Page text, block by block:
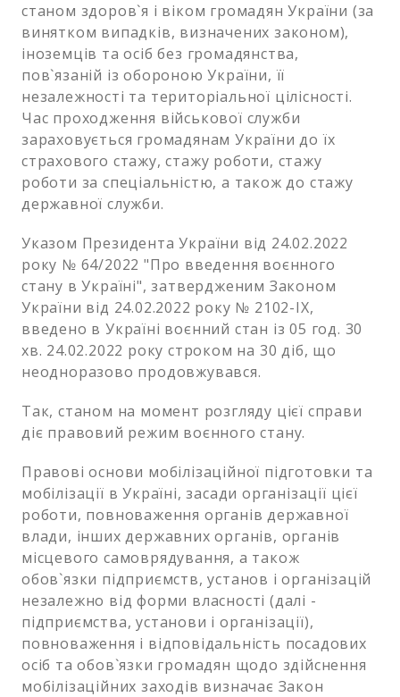
станом здоров`я і віком громадян України (за
винятком випадків, визначених законом),
іноземців та осіб без громадянства,
пов`язаній із обороною України, її
незалежності та територіальної цілісності.
Час проходження військової служби
зараховується громадянам України до їх
страхового стажу, стажу роботи, стажу
роботи за спеціальністю, а також до стажу
державної служби.
Указом Президента України від 24.02.2022
року № 64/2022 "Про введення воєнного
стану в Україні", затвердженим Законом
України від 24.02.2022 року № 2102-ІХ,
введено в Україні воєнний стан із 05 год. 30
хв. 24.02.2022 року строком на 30 діб, що
неодноразово продовжувався.
Так, станом на момент розгляду цієї справи
діє правовий режим воєнного стану.
Правові основи мобілізаційної підготовки та
мобілізації в Україні, засади організації цієї
роботи, повноваження органів державної
влади, інших державних органів, органів
місцевого самоврядування, а також
обов`язки підприємств, установ і організацій
незалежно від форми власності (далі -
підприємства, установи і організації),
повноваження і відповідальність посадових
осіб та обов`язки громадян щодо здійснення
мобілізаційних заходів визначає Закон